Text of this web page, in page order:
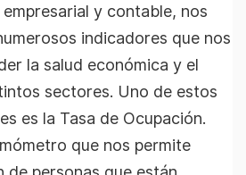
y contable, nos
indicadores que nos
la salud económica y el
sectores. Uno de estos
es la Tasa de Ocupación.
que nos permite